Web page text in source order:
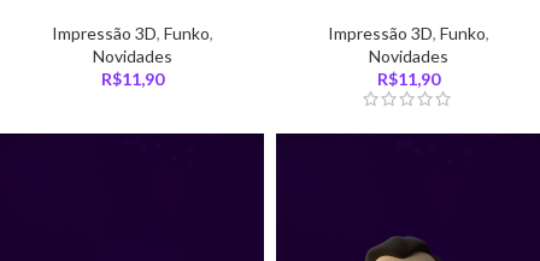
Impressão 3D, Funko,
Novidades
R$11,90
Impressão 3D, Funko,
Novidades
R$11,90